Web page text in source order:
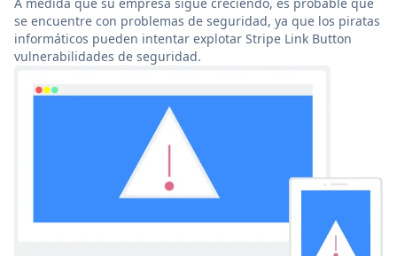
se encuentre con problemas de seguridad, ya que los piratas
informáticos pueden intentar explotar Stripe Link Button
vulnerabilidades de seguridad.